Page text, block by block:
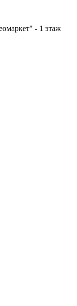
- 1 этаж